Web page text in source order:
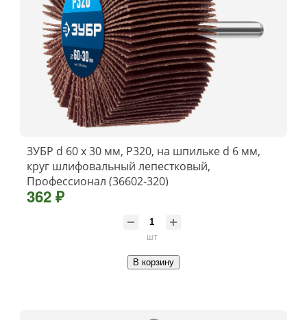
ЗУБР d 60 x 30 мм, P320, на шпильке d 6 мм,
круг шлифовальный лепестковый,
Профессионал (36602-320)
362 ₽
шт
В корзину